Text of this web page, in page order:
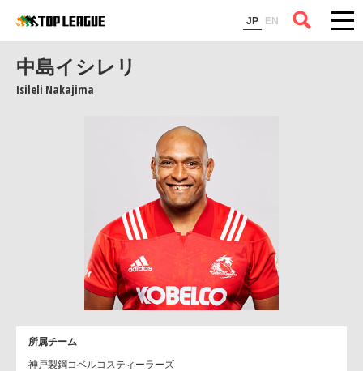
JP EN
コラム
中島イシレリ
Isileli Nakajima
所属チーム
神戸製鋼コベルコスティーラーズ